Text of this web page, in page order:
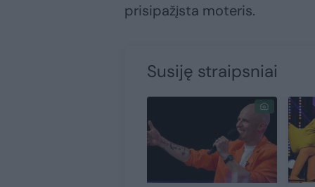
prisipažįsta moteris.
Susiję straipsniai